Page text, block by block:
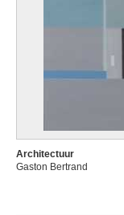
Architectuur
Gaston Bertrand